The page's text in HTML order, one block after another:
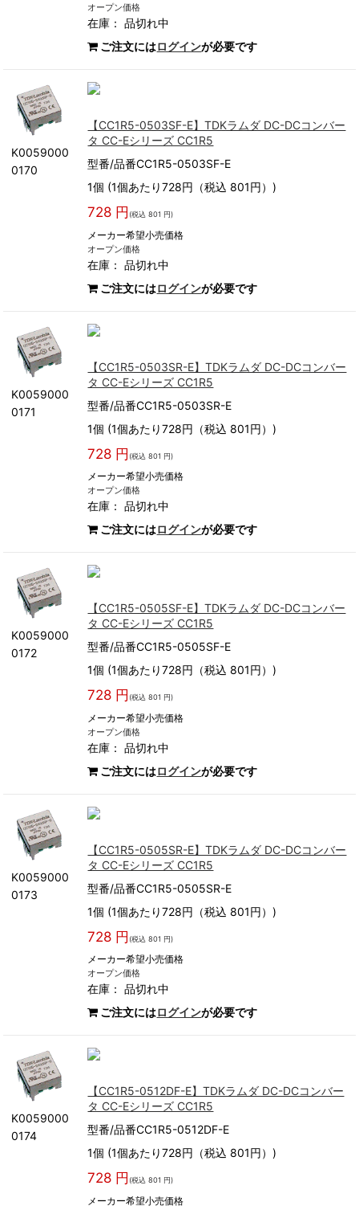
オープン価格
在庫：品切れ中
ご注文にはログインが必要です
K0059000
0170
【CC1R5-0503SF-E】TDKラムダ DC-DCコンバー
タ CC-Eシリーズ CC1R5
型番/品番CC1R5-0503SF-E
1個 (1個あたり728円（税込 801円）)
728 円 (税込 801 円)
メーカー希望小売価格
オープン価格
在庫：品切れ中
ご注文にはログインが必要です
K0059000
0171
【CC1R5-0503SR-E】TDKラムダ DC-DCコンバー
タ CC-Eシリーズ CC1R5
型番/品番CC1R5-0503SR-E
1個 (1個あたり728円（税込 801円）)
728 円 (税込 801 円)
メーカー希望小売価格
オープン価格
在庫：品切れ中
ご注文にはログインが必要です
K0059000
0172
【CC1R5-0505SF-E】TDKラムダ DC-DCコンバー
タ CC-Eシリーズ CC1R5
型番/品番CC1R5-0505SF-E
1個 (1個あたり728円（税込 801円）)
728 円 (税込 801 円)
メーカー希望小売価格
オープン価格
在庫：品切れ中
ご注文にはログインが必要です
K0059000
0173
【CC1R5-0505SR-E】TDKラムダ DC-DCコンバー
タ CC-Eシリーズ CC1R5
型番/品番CC1R5-0505SR-E
1個 (1個あたり728円（税込 801円）)
728 円 (税込 801 円)
メーカー希望小売価格
オープン価格
在庫：品切れ中
ご注文にはログインが必要です
K0059000
0174
【CC1R5-0512DF-E】TDKラムダ DC-DCコンバー
タ CC-Eシリーズ CC1R5
型番/品番CC1R5-0512DF-E
1個 (1個あたり728円（税込 801円）)
728 円 (税込 801 円)
メーカー希望小売価格